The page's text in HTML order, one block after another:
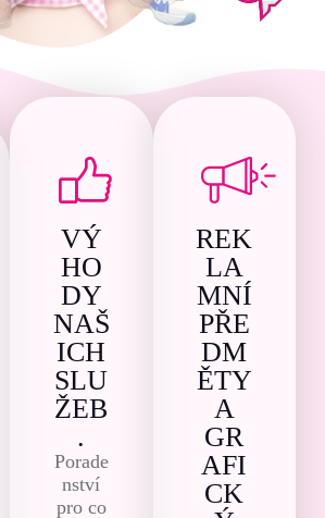
VÝ
HO
DY
NAŠ
ICH
SLU
ŽEB
.
Porade
nství
pro co
REK
LA
MNÍ
PŘE
DM
ĚTY
A
GR
AFI
CK